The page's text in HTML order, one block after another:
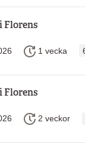
Florens
Längd
1 vecka
Florens
Längd
2 veckor